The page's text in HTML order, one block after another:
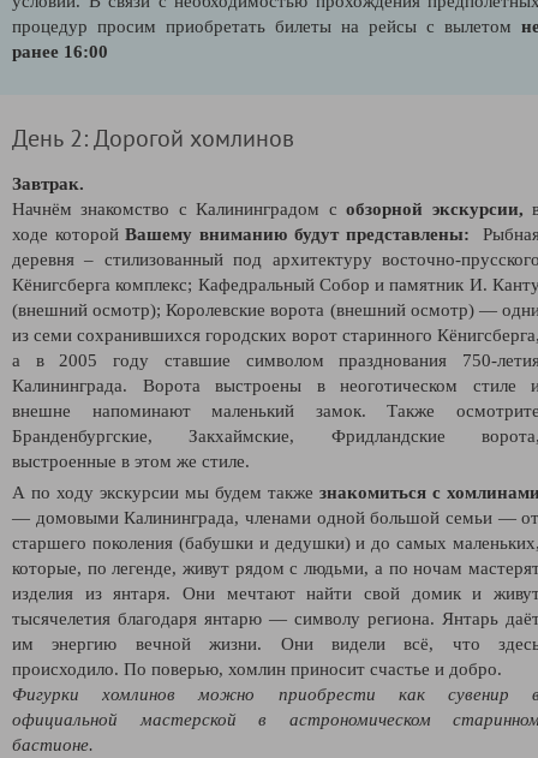
процедур просим приобретать билеты на рейсы с вылетом
ранее 16:00
День 2: Дорогой хомлинов
Завтрак.
Начнём знакомство с Калининградом собзорной экскурсии,
ходе которойВашему вниманию будут представлены:
деревня – стилизованный под архитектуру восточно-
Кёнигсберга комплекс; Кафедральный Собор и памятник И.
(внешний осмотр); Королевские ворота (внешний осмотр) —
из семи сохранившихся городских ворот старинного
а в 2005 году ставшие символом празднования 750-
Калининграда. Ворота выстроены в неоготическом стиле
внешне напоминают маленький замок. Также
Бранденбургские, Закхаймские, Фридландские
выстроенные в этом же стиле.
А по ходу экскурсии мы будем также знакомиться с
— домовыми Калининграда, членами одной большой семьи —
старшего поколения (бабушки и дедушки) и до самых
которые, по легенде, живут рядом с людьми, а по ночам
изделия из янтаря. Они мечтают найти свой домик и
тысячелетия благодаря янтарю — символу региона. Янтарь
им энергию вечной жизни. Они видели всё, что
происходило. По поверью, хомлин приносит счастье и добро.
Фигурки хомлинов можно приобрести как сувенир
официальной мастерской в астрономическом
бастионе.